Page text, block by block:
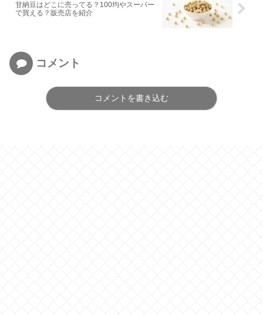
甘納豆はどこに売ってる？100均やスーパー
で買える？販売店を紹介
コメント
コメントを書き込む